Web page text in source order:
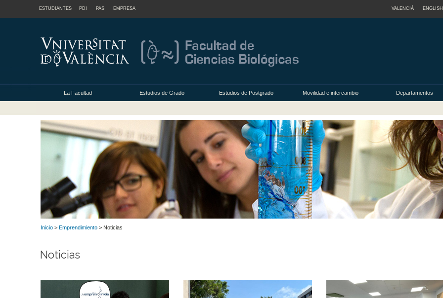
ESTUDIANTES PDI PAS EMPRESA VALENCIÀ ENGLISH
La Facultad Estudios de Grado Estudios de Postgrado Movilidad e intercambio Departamentos
Inicio > Emprendimiento > Noticias
Noticias